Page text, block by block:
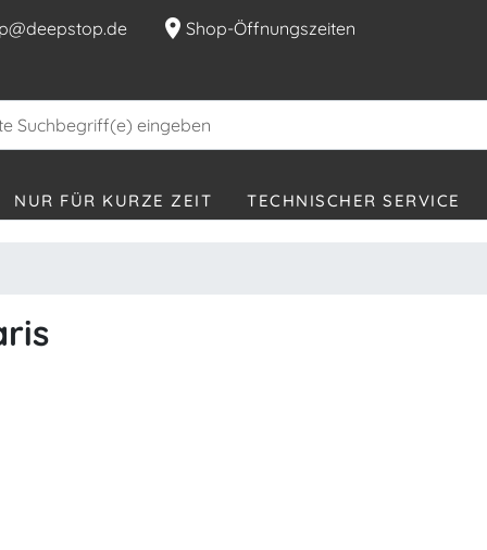
location_on Shop-Öffnungszeiten
NUR FÜR KURZE ZEIT TECHNISCHER SERVICE